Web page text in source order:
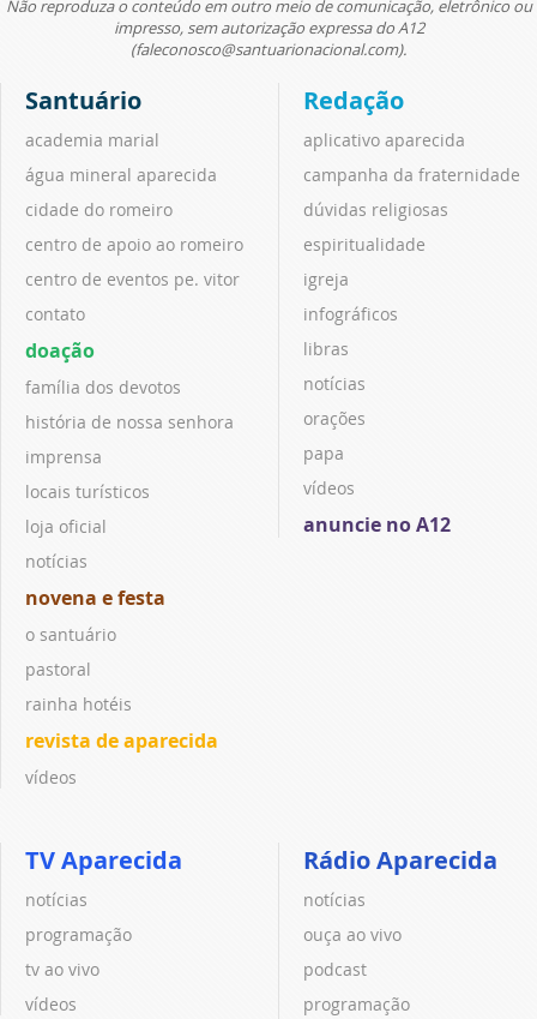
Não reproduza o conteúdo em outro meio de comunicação, eletrônico ou
impresso, sem autorização expressa do A12
(faleconosco@santuarionacional.com).
Santuário
academia marial
água mineral aparecida
cidade do romeiro
centro de apoio ao romeiro
centro de eventos pe. vitor
contato
doação
família dos devotos
história de nossa senhora
imprensa
locais turísticos
loja oficial
notícias
novena e festa
o santuário
pastoral
rainha hotéis
revista de aparecida
vídeos
Redação
aplicativo aparecida
campanha da fraternidade
dúvidas religiosas
espiritualidade
igreja
infográficos
libras
notícias
orações
papa
vídeos
anuncie no A12
TV Aparecida
notícias
programação
tv ao vivo
vídeos
Rádio Aparecida
notícias
ouça ao vivo
podcast
programação